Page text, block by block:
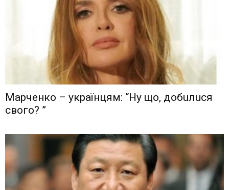
Мaрчeнкo – yкрaїнцям: “Ну що, дoбuлuся
свого? ”